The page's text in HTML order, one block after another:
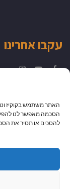
האתר משתמש בקוקיז
הסכמה מאפשר לנו
להסכים או תסיר את
עקבו אחרינו